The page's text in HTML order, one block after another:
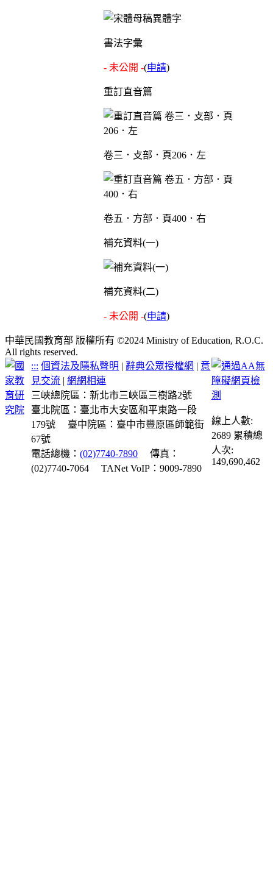
書法字彙
- 未公開 -(申請)
重訂直音篇
卷三．攴部．頁206．左
卷五．方部．頁400．右
補充資料(一)
補充資料(二)
- 未公開 -(申請)
中華民國教育部 版權所有 ©2024 Ministry of Education, R.O.C.
All rights reserved.
::: 個資法及隱私聲明 | 辭典公眾授權網 | 意
見交流 |網網相連
三峽總院區：新北市三峽區三樹路2號
臺北院區：臺北市大安區和平東路一段
179號
臺中院區：臺中市豐原區師範街
67號
電話總機：(02)7740-7890
傳真：
(02)7740-7064
TANet VoIP：9009-7890
線上人數:
2689 累積總
人次:
149,690,462